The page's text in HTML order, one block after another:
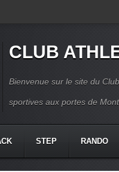
CLUB
Bienvenue sur le site du
sportives aux portes de
STEP RANDO